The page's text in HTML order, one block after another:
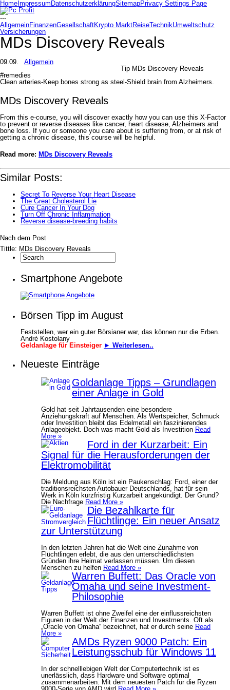
Home Impressum DatenschutzerklärungSitemapPrivacy Settings Page
---
AllgemeinFinanzenGesellschaftKrypto MarktReiseTechnikUmweltschutz
Versicherungen
MDs Discovery Reveals
09.09.
Allgemein
Tip MDs Discovery Reveals
#remedies
Clean arteries-Keep bones strong as steel-Shield brain from Alzheimers.
MDs Discovery Reveals
From this e-course, you will discover exactly how you can use this X-Factor
to prevent or reverse diseases like cancer, heart disease, Alzheimers and
bone loss. If you or someone you care about is suffering from, or at risk of
getting a chronic disease, this course will be helpful.
Read more: MDs Discovery Reveals
Similar Posts:
Secret To Reverse Your Heart Disease
The Great Cholesterol Lie
Cure Cancer In Your Dog
Turn Off Chronic Inflammation
Reverse disease-breeding habits
Nach dem Post
Tittle: MDs Discovery Reveals
Smartphone Angebote
Börsen Tipp im August
Feststellen, wer ein guter Börsianer war, das können nur die Erben.
André Kostolany
Geldanlage für Einsteiger ► Weiterlesen..
Neueste Einträge
Goldanlage Tipps – Grundlagen
einer Anlage in Gold
Gold hat seit Jahrtausenden eine besondere
Anziehungskraft auf Menschen. Als Wertspeicher, Schmuck
oder Investition bleibt das Edelmetall ein faszinierendes
Anlageobjekt. Doch was macht Gold als Investition Read
More »
Ford in der Kurzarbeit: Ein
Signal für die Herausforderungen der
Elektromobilität
Die Meldung aus Köln ist ein Paukenschlag: Ford, einer der
traditionsreichsten Autobauer Deutschlands, hat für sein
Werk in Köln kurzfristig Kurzarbeit angekündigt. Der Grund?
Die Nachfrage Read More »
Die Bezahlkarte für
Flüchtlinge: Ein neuer Ansatz
zur Unterstützung
In den letzten Jahren hat die Welt eine Zunahme von
Flüchtlingen erlebt, die aus den unterschiedlichsten
Gründen ihre Heimat verlassen müssen. Um diesen
Menschen zu helfen Read More »
Warren Buffett: Das Oracle von
Omaha und seine Investment-
Philosophie
Warren Buffett ist ohne Zweifel eine der einflussreichsten
Figuren in der Welt der Finanzen und Investments. Oft als
„Oracle von Omaha“ bezeichnet, hat er durch seine Read
More »
AMDs Ryzen 9000 Patch: Ein
Leistungsschub für Windows 11
In der schnelllebigen Welt der Computertechnik ist es
unerlässlich, dass Hardware und Software optimal
zusammenarbeiten. Mit dem neuesten Patch für die Ryzen
9000-Serie von AMD wird Read More »